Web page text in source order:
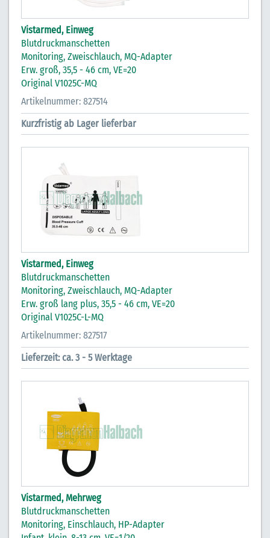
Vistarmed, Einweg
Blutdruckmanschetten
Monitoring, Zweischlauch, MQ-Adapter
Erw. groß, 35,5 - 46 cm, VE=20
Original V1025C-MQ
Artikelnummer: 827514
Kurzfristig ab Lager lieferbar
Vistarmed, Einweg
Blutdruckmanschetten
Monitoring, Zweischlauch, MQ-Adapter
Erw. groß lang plus, 35,5 - 46 cm, VE=20
Original V1025C-L-MQ
Artikelnummer: 827517
Lieferzeit: ca. 3 - 5 Werktage
Vistarmed, Mehrweg
Blutdruckmanschetten
Monitoring, Einschlauch, HP-Adapter